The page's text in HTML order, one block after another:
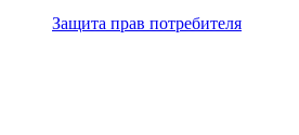
Защита прав потребителя